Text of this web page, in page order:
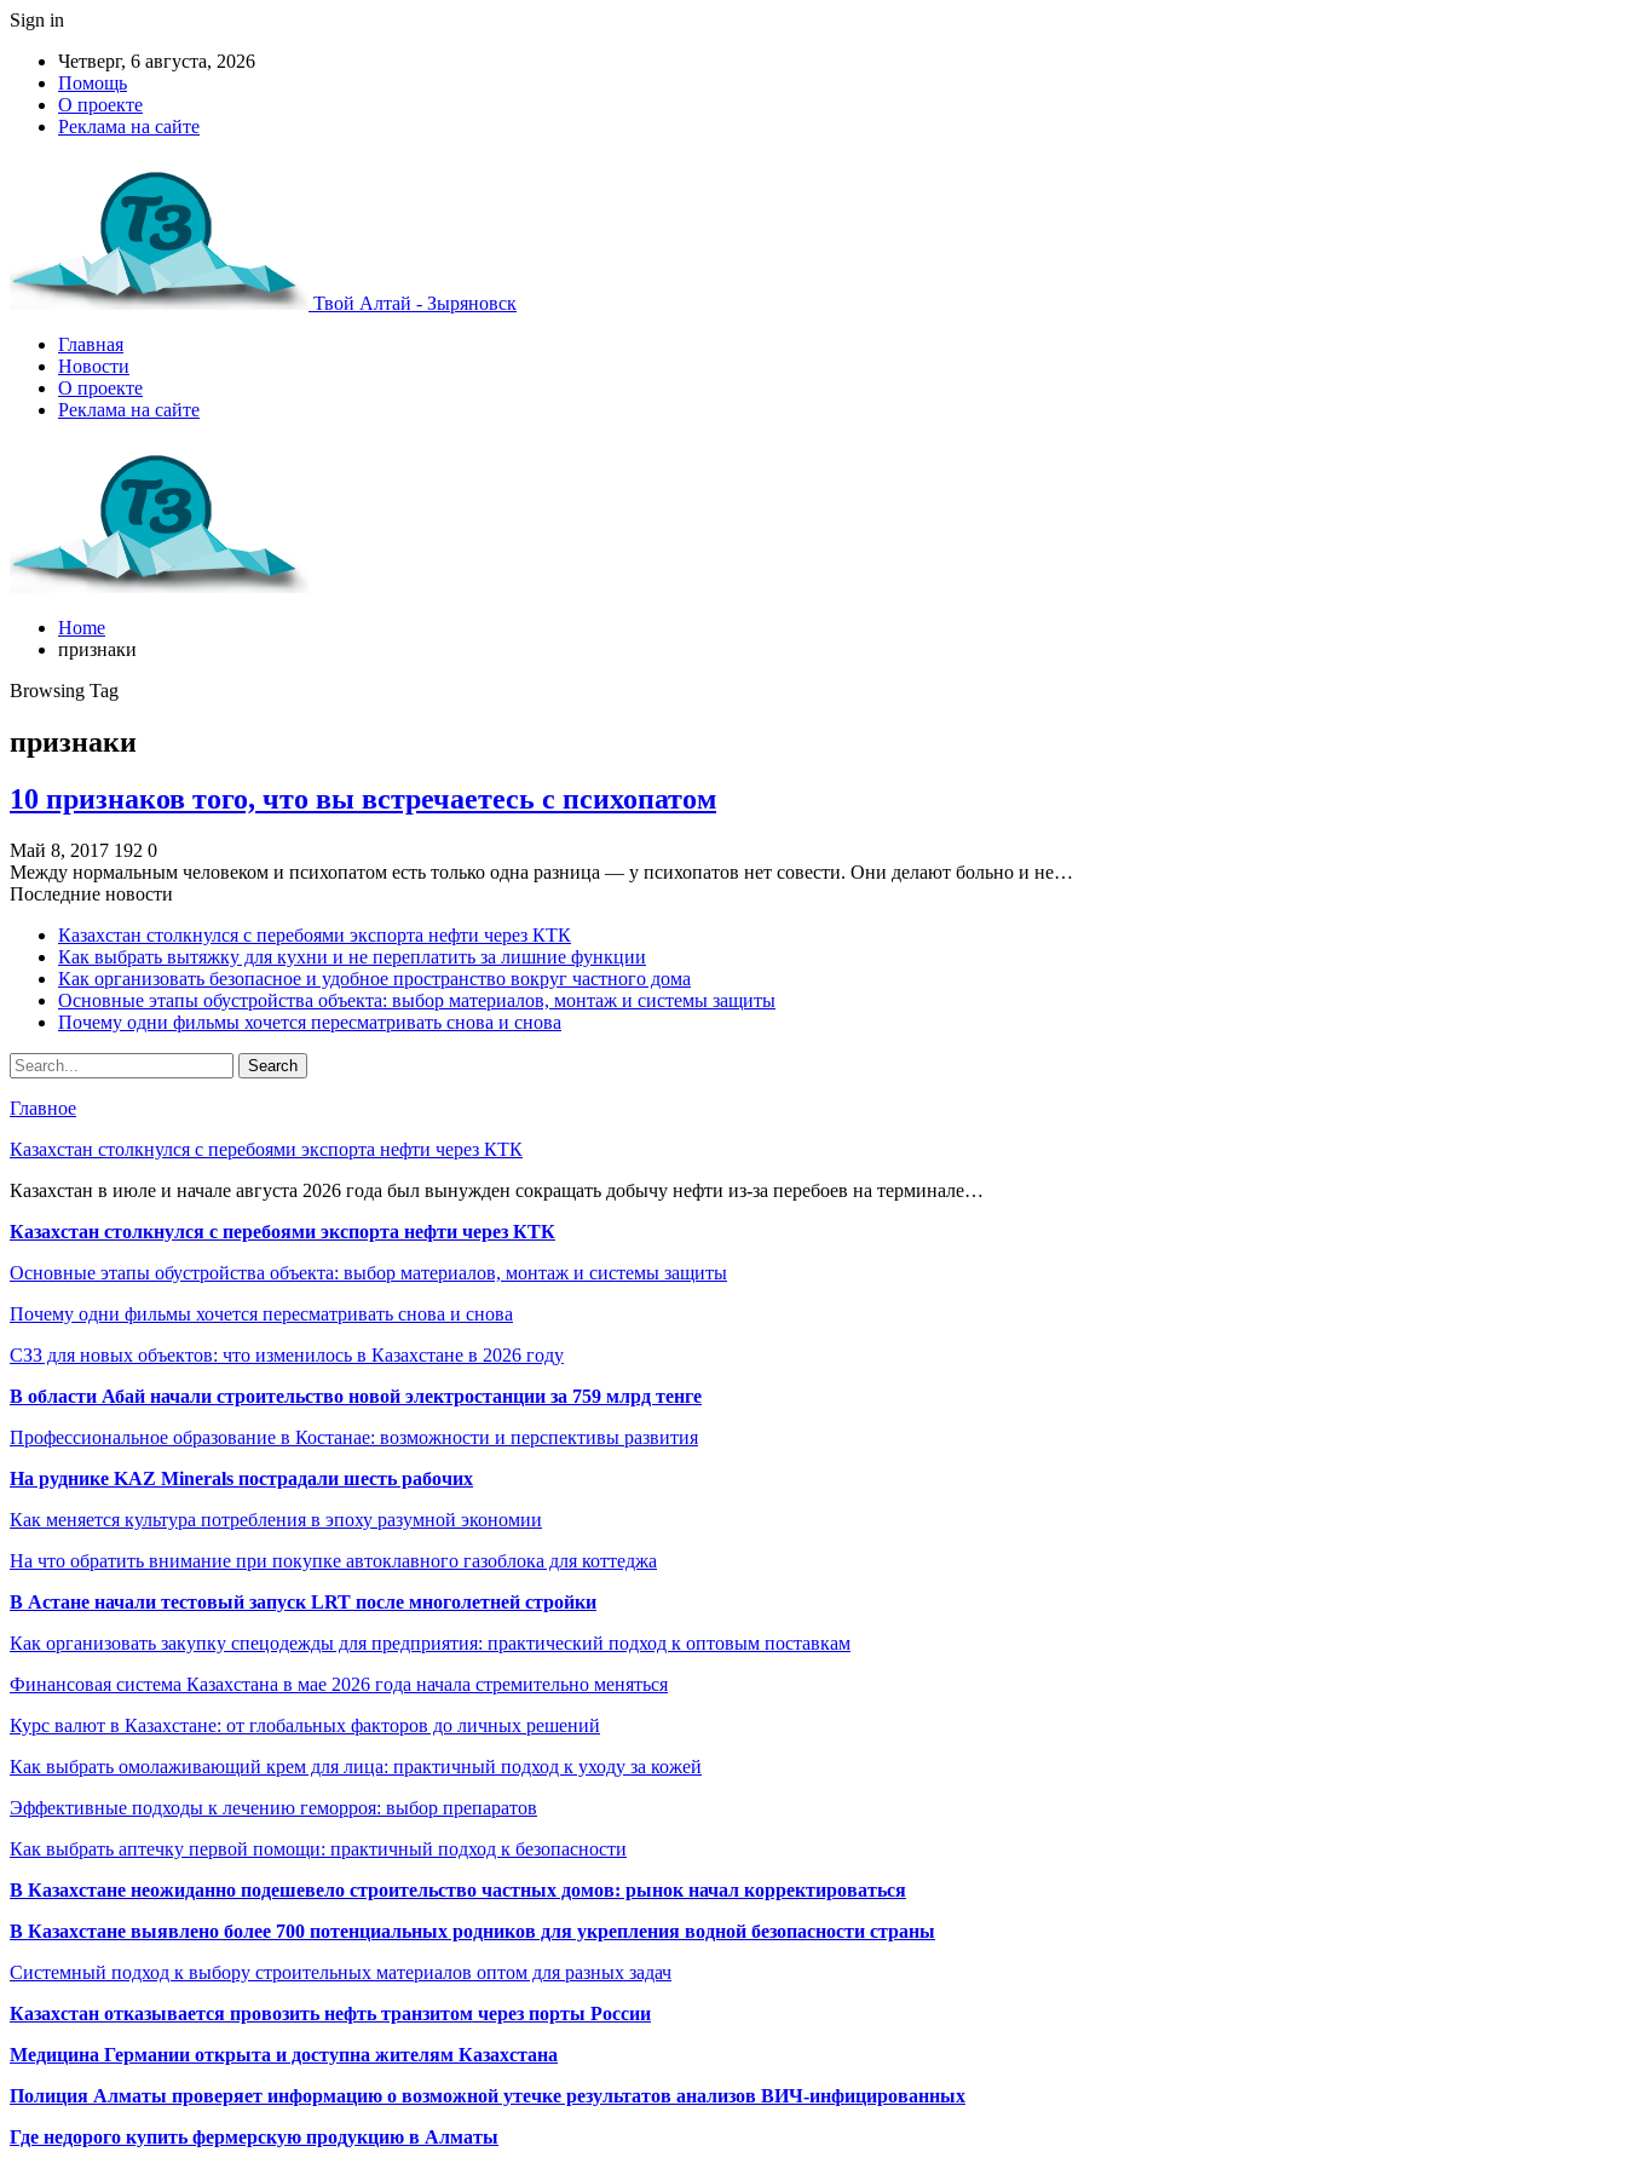
Sign in
Четверг, 6 августа, 2026
Помощь
О проекте
Реклама на сайте
Твой Алтай - Зыряновск
Главная
Новости
О проекте
Реклама на сайте
Home
признаки
Browsing Tag
признаки
10 признаков того, что вы встречаетесь с психопатом
Май 8, 2017 192 0
Между нормальным человеком и психопатом есть только одна разница — у психопатов нет совести. Они делают больно и не…
Последние новости
Казахстан столкнулся с перебоями экспорта нефти через КТК
Как выбрать вытяжку для кухни и не переплатить за лишние функции
Как организовать безопасное и удобное пространство вокруг частного дома
Основные этапы обустройства объекта: выбор материалов, монтаж и системы защиты
Почему одни фильмы хочется пересматривать снова и снова
Главное
Казахстан столкнулся с перебоями экспорта нефти через КТК
Казахстан в июле и начале августа 2026 года был вынужден сокращать добычу нефти из-за перебоев на терминале…
Казахстан столкнулся с перебоями экспорта нефти через КТК
Основные этапы обустройства объекта: выбор материалов, монтаж и системы защиты
Почему одни фильмы хочется пересматривать снова и снова
СЗЗ для новых объектов: что изменилось в Казахстане в 2026 году
В области Абай начали строительство новой электростанции за 759 млрд тенге
Профессиональное образование в Костанае: возможности и перспективы развития
На руднике KAZ Minerals пострадали шесть рабочих
Как меняется культура потребления в эпоху разумной экономии
На что обратить внимание при покупке автоклавного газоблока для коттеджа
В Астане начали тестовый запуск LRT после многолетней стройки
Как организовать закупку спецодежды для предприятия: практический подход к оптовым поставкам
Финансовая система Казахстана в мае 2026 года начала стремительно меняться
Курс валют в Казахстане: от глобальных факторов до личных решений
Как выбрать омолаживающий крем для лица: практичный подход к уходу за кожей
Эффективные подходы к лечению геморроя: выбор препаратов
Как выбрать аптечку первой помощи: практичный подход к безопасности
В Казахстане неожиданно подешевело строительство частных домов: рынок начал корректироваться
В Казахстане выявлено более 700 потенциальных родников для укрепления водной безопасности страны
Системный подход к выбору строительных материалов оптом для разных задач
Казахстан отказывается провозить нефть транзитом через порты России
Медицина Германии открыта и доступна жителям Казахстана
Полиция Алматы проверяет информацию о возможной утечке результатов анализов ВИЧ-инфицированных
Где недорого купить фермерскую продукцию в Алматы